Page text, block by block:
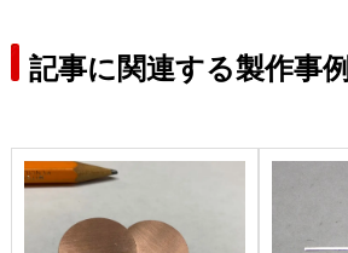
記事に関連する製作事例